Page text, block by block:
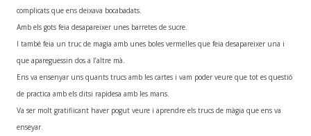
complicats que ens deixava bocabadats.
Amb els gots feia desapareixer unes barretes de sucre.
I també feia un truc de magia amb unes boles vermelles que feia desapareixer una i
que apareguessin dos a l’altre mà.
Ens va ensenyar uns quants trucs amb les cartes i vam poder veure que tot es questió
de practica amb els ditsi rapidesa amb les mans.
Va ser molt gratifiicant haver pogut veure i aprendre els trucs de màgia que ens va
enseyar.